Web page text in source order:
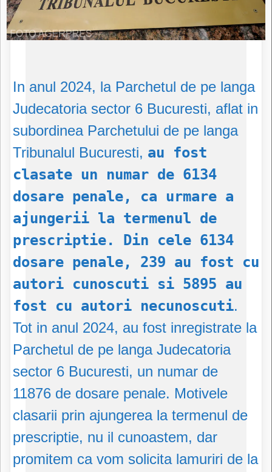
In anul 2024, la Parchetul de pe langa
Judecatoria sector 6 Bucuresti, aflat in
subordinea Parchetului de pe langa
Tribunalul Bucuresti, au fost
clasate un numar de 6134
dosare penale, ca urmare a
ajungerii la termenul de
prescriptie. Din cele 6134
dosare penale, 239 au fost cu
autori cunoscuti si 5895 au
fost cu autori necunoscuti.
Tot in anul 2024, au fost inregistrate la
Parchetul de pe langa Judecatoria
sector 6 Bucuresti, un numar de
11876 de dosare penale. Motivele
clasarii prin ajungerea la termenul de
prescriptie, nu il cunoastem, dar
promitem ca vom solicita lamuriri de la